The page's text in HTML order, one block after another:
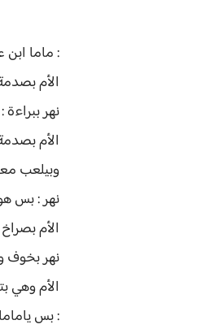
: ماما ابن
الأم
نهر
الأم
وبيلعب
نهر : بس
الأم
نهر بخوف
الأم وهي
: بس